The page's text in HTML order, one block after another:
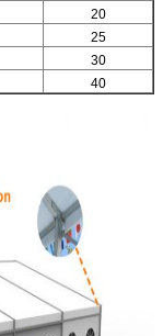
20
25
30
40